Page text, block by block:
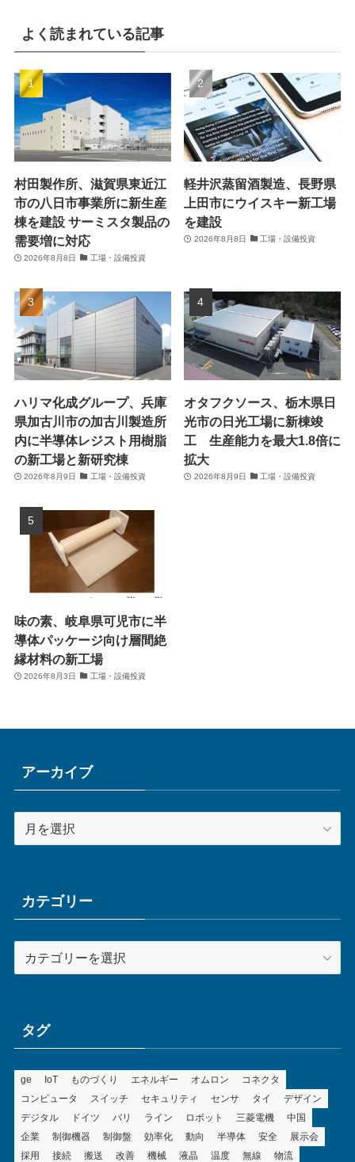
よく読まれている記事
村田製作所、滋賀県東近江
市の八日市事業所に新生産
棟を建設 サーミスタ製品の
需要増に対応
2026年8月8日 工場・設備投資
軽井沢蒸留酒製造、長野県
上田市にウイスキー新工場
を建設
2026年8月8日 工場・設備投資
ハリマ化成グループ、兵庫
県加古川市の加古川製造所
内に半導体レジスト用樹脂
の新工場と新研究棟
2026年8月9日 工場・設備投資
オタフクソース、栃木県日
光市の日光工場に新棟竣
工 生産能力を最大1.8倍に
拡大
2026年8月9日 工場・設備投資
味の素、岐阜県可児市に半
導体パッケージ向け層間絶
縁材料の新工場
2026年8月3日 工場・設備投資
アーカイブ
ー
ブカテゴリー
テ
ータグ
ge IoT ものづくり エネルギー オムロン
コネクタ
コンピュータ
スイッチ セキュリティ センサ タイ
デザイン
デジタル
ドイツ バリ ライン ロボット 三菱電機
中国
企業
制御機器 制御盤 効率化 動向 半導体 安全
展示会
採用
接続 搬送 改善 機械 液晶 温度 無線 物流